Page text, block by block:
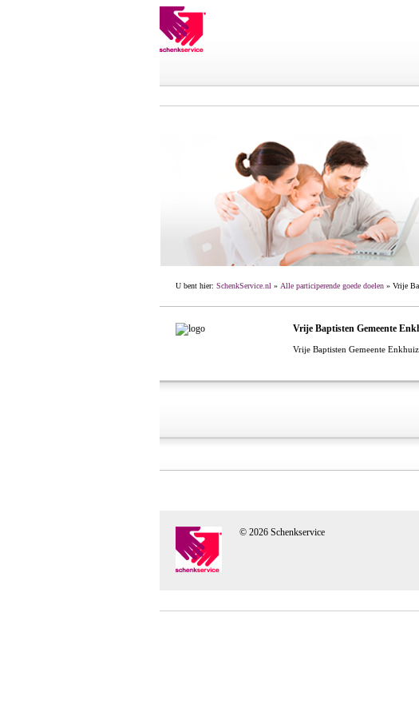
U bent hier: SchenkService.nl » Alle participerende goede doelen» Vrije
Vrije Baptisten Gemeente
Vrije Baptisten Gemeente
© 2026 Schenkservice